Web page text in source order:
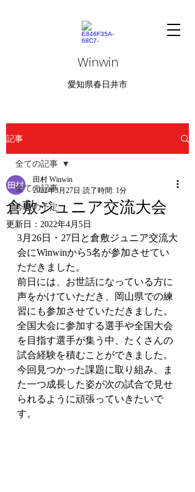
Winwin
愛知県春日井市
記事
全ての記事
今後の予定
全ての記事
倉敷ジュニア交流大会
田村 Winwin
2022年3月27日 読了時間: 1分
更新日： 2022年4月5日
3月26日・27日と倉敷ジュニア交流大
会にWinwinから5名が参加させてい
ただきました。
前日には、お世話になっている方に
声をかけていただき、岡山県での練
習にも参加させていただきました。
全国大会に参加する選手や全国大会
を目指す選手が集う中、たくさんの
試合経験を積むことができました。
今回見つかった課題に取り組み、ま
た一つ成長した姿が次の試合で見せ
られるように頑張っていきたいで
す。